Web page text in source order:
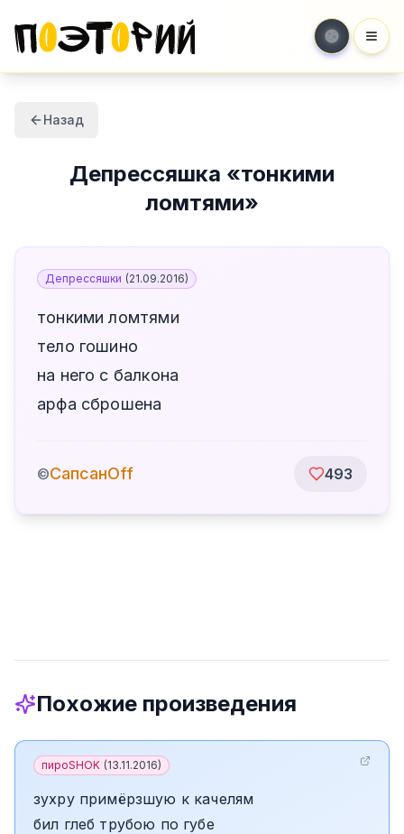
Назад
Депрессяшка «тонкими
ломтями»
Депрессяшки (21.09.2016)
тонкими ломтями
тело гошино
на него с балкона
арфа сброшена
©СапсанOff 493
Похожие произведения
пироSHOK (13.11.2016)
зухру примёрзшую к качелям
бил глеб трубою по губе